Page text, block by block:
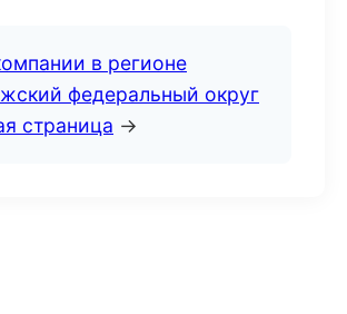
в регионе
федеральный округ
страница →